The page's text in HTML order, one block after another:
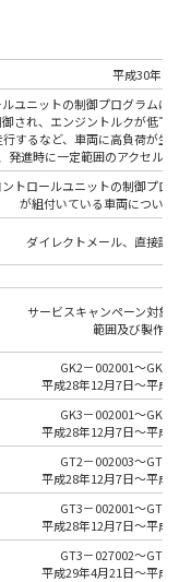
平成30年6
ユニットの制御プログラムに
され、エンジントルクが低下
するなど、車両に高負荷が
発進時に一定範囲のアクセル
トロールユニットの制御プロ
が組付いている車両につい
ダイレクトメール、直接訪
サービスキャンペーン対象
範囲及び製作
GK2－002001～GK2
平成28年12月7日～平成
GK3－002001～GK3
平成28年12月7日～平成
GT2－002003～GT2
平成28年12月7日～平成
GT3－002001～GT3
平成28年12月7日～平成
GT3－027002～GT3
平成29年4月21日～平成